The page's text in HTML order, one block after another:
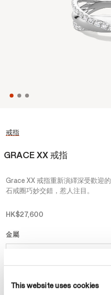
This website uses cookies
戒指
GRACE XX 戒指
Grace XX 戒指重新演繹深受歡迎
石戒圈巧妙交錯，惹人注目。
HK$27,600
金屬